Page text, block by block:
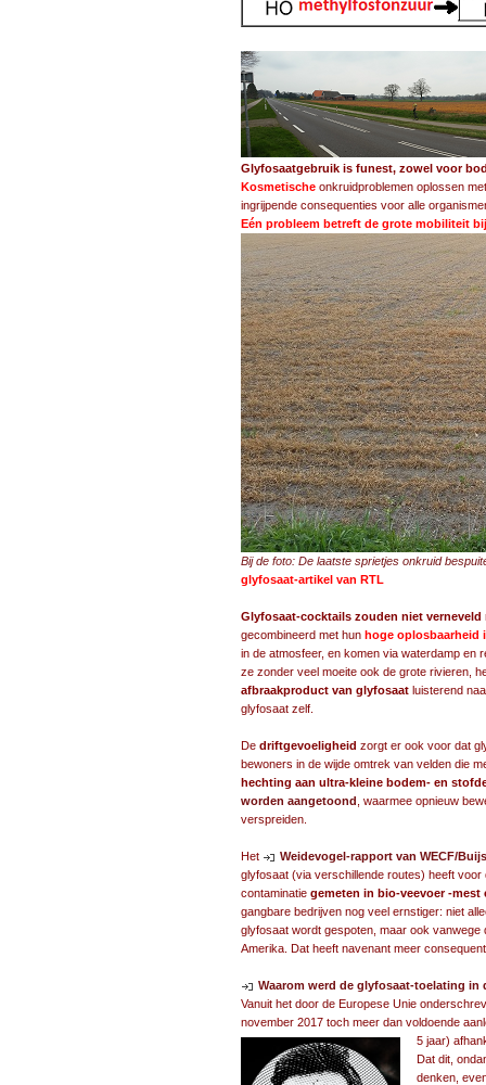
Glyfosaatgebruik is funest, zowel voor
Kosmetische onkruidproblemen oplossen
ingrijpende consequenties voor alle
Eén probleem betreft de grote mobiliteit
Bij de foto: De laatste sprietjes onkruid
glyfosaat-artikel van RTL
Glyfosaat-cocktails zouden niet verneveld
gecombineerd met hun hoge oplosbaarheid
in de atmosfeer, en komen via waterdamp en
ze zonder veel moeite ook de grote rivieren,
afbraakproduct van glyfosaat luisterend
glyfosaat zelf.
De driftgevoeligheid zorgt er ook voor dat
bewoners in de wijde omtrek van velden die
hechting aan ultra-kleine bodem- en
worden aangetoond , waarmee opnieuw
verspreiden.
Het
Weidevogel-rapport van WECF/
glyfosaat (via verschillende routes) heeft voor
contaminatie gemeten in bio-veevoer -mest
gangbare bedrijven nog veel ernstiger: niet
glyfosaat wordt gespoten, maar ook
Amerika. Dat heeft navenant meer
Waarom werd de glyfosaat-toelating in
Vanuit het door de Europese Unie
november 2017 toch meer dan voldoende
5 jaar)
Dat dit,
denken,